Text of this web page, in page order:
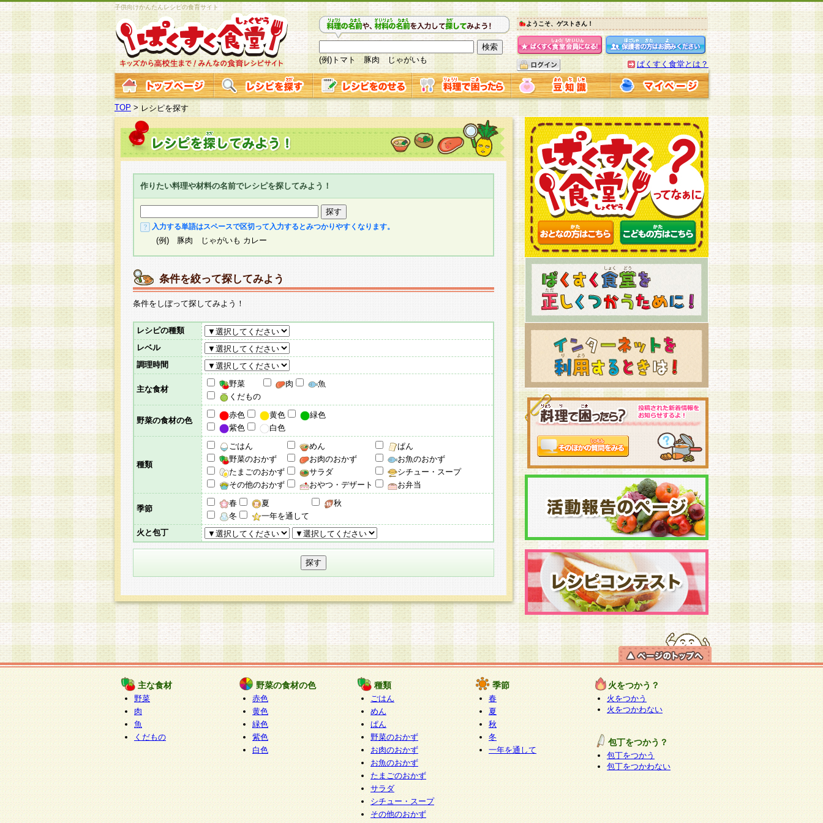
子供向けかんたんレシピの食育サイト
(例)トマト 豚肉 じゃがいも
ようこそ、ゲストさん！
ぱくすく食堂とは？
TOP >レシピを探す
作りたい料理や材料の名前でレシピを探してみよう！
入力する単語はスペースで区切って入力するとみつかりやすくなります。
(例) 豚肉 じゃがいも カレー
条件を絞って探してみよう
条件をしぼって探してみよう！
レシピの種類
レベル
調理時間
主な食材
野菜 肉
魚
くだもの
野菜の食材の色
赤色 黄色
緑色
紫色
白色
種類
ごはん めん
ぱん
野菜のおかず
お肉のおかず
お魚のおかず
たまごのおかず
サラダ
シチュー・スープ
その他のおかず
おやつ・デザート お弁当
季節
春 夏
秋
冬
一年を通して
火と包丁
主な食材
野菜
肉
魚
くだもの
野菜の食材の色
赤色
黄色
緑色
紫色
白色
種類
ごはん
めん
ぱん
野菜のおかず
お肉のおかず
お魚のおかず
たまごのおかず
サラダ
シチュー・スープ
その他のおかず
季節
春
夏
秋
冬
一年を通して
火をつかう？
火をつかう
火をつかわない
包丁をつかう？
包丁をつかう
包丁をつかわない